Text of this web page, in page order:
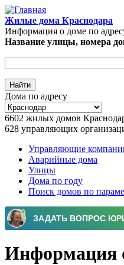
Перейти к основному
Жилые дома Краснодара
Информация о доме по
Название улицы, номера
Дома по адресу
6602 жилых домов
628 управляющих
Главное меню
Управляющие
Аварийные дома
Улицы
Дома по году
Поиск домов по
Информация